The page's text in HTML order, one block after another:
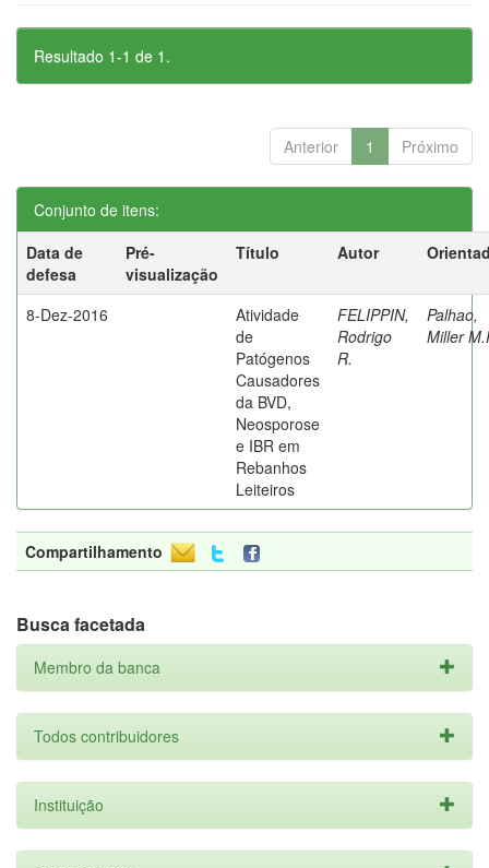
Resultado 1-1 de 1.
Anterior 1 Próximo
Conjunto de itens:
Data de
defesa
Pré-
visualização
Título Autor
8-Dez-2016
Atividade
de
Patógenos
Causadores
da BVD,
Neosporose
e IBR em
Rebanhos
Leiteiros
FELIPPIN,
Rodrigo
R.
Palhao,
Miller
Compartilhamento
Busca facetada
Membro da banca
Todos contribuidores
Instituição